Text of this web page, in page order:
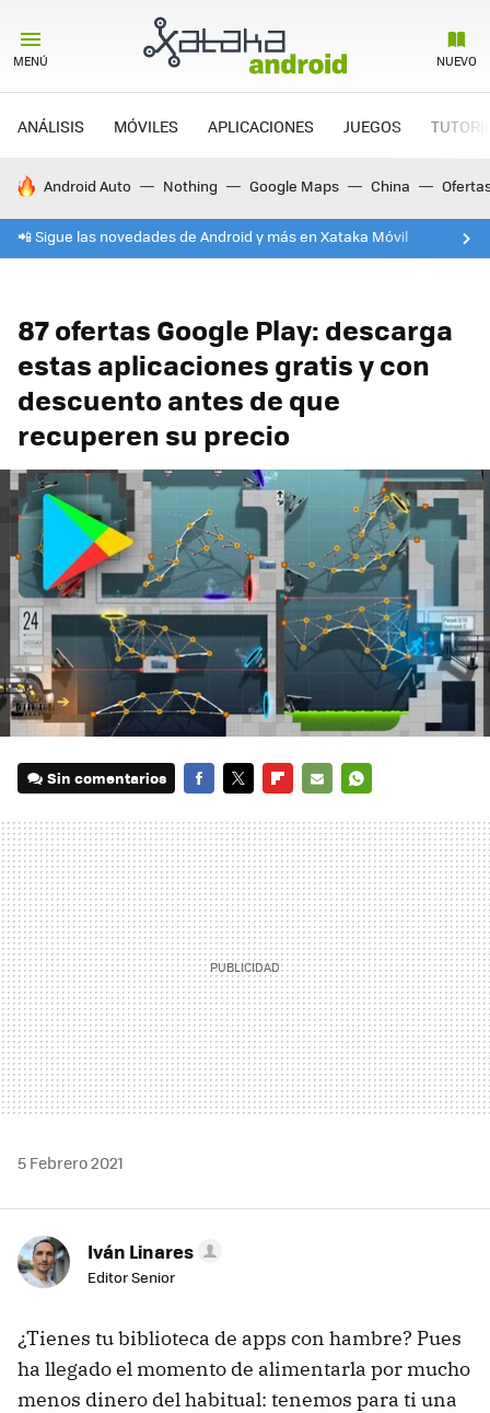
MENÚ NUEVO
ANÁLISIS MÓVILES APLICACIONES JUEGOS
HOY SE HABLA DE
Android Auto Nothing Google Maps China
📲 Sigue las novedades de Android y más en Xataka Móvil
87 ofertas Google Play: descarga
estas aplicaciones gratis y con
descuento antes de que
recuperen su precio
Sin comentarios
MAIL
5 Febrero 2021
Iván Linares
Editor Senior
¿Tienes tu biblioteca de apps con hambre? Pues
ha llegado el momento de alimentarla por mucho
menos dinero del habitual: tenemos para ti una